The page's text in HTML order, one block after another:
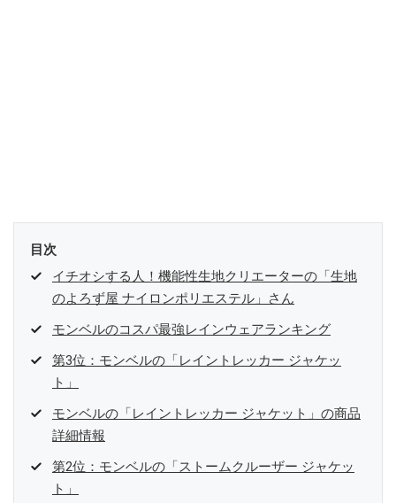
目次
イチオシする人！機能性生地クリエーターの「生地
のよろず屋 ナイロンポリエステル」さん
モンベルのコスパ最強レインウェアランキング
第3位：モンベルの「レイントレッカー ジャケッ
ト」
モンベルの「レイントレッカー ジャケット」の商品
詳細情報
第2位：モンベルの「ストームクルーザー ジャケッ
ト」